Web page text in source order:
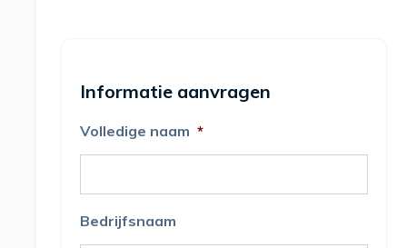
Informatie aanvragen
Volledige naam *
Bedrijfsnaam